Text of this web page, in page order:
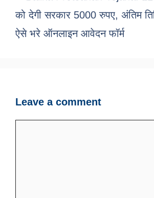
को देगी सरकार 5000 रुपए, अंतिम
ऐसे भरे ऑनलाइन आवेदन फॉर्म
Leave a comment